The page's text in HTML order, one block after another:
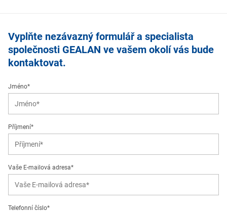
Vyplňte nezávazný formulář a specialista
společnosti GEALAN ve vašem okolí vás bude
kontaktovat.
Jméno*
Příjmení*
Vaše E-mailová adresa*
Telefonní číslo*